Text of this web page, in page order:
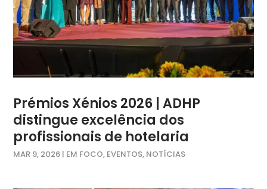
Prémios Xénios 2026 | ADHP
distingue excelência dos
profissionais de hotelaria
MAR 9, 2026 | EM FOCO, EVENTOS, NOTÍCIAS